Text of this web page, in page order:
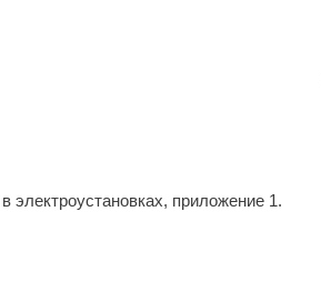
приложение 1.